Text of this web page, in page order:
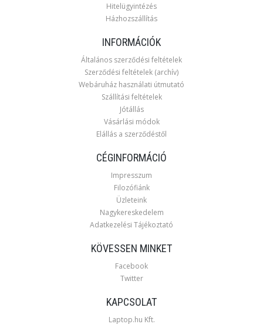
Hitelügyintézés
Házhozszállítás
INFORMÁCIÓK
Általános szerződési feltételek
Szerződési feltételek (archív)
Webáruház használati útmutató
Szállítási feltételek
Jótállás
Vásárlási módok
Elállás a szerződéstől
CÉGINFORMÁCIÓ
Impresszum
Filozófiánk
Üzleteink
Nagykereskedelem
Adatkezelési Tájékoztató
KÖVESSEN MINKET
Facebook
Twitter
KAPCSOLAT
Laptop.hu Kft.